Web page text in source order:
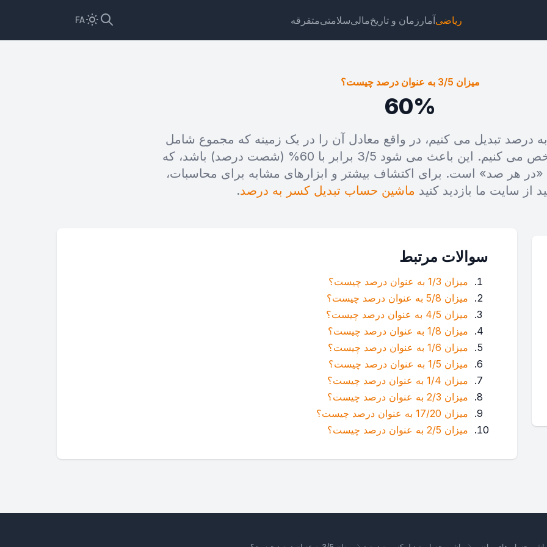
ریاضیآمار زمان و تاریخمالیسلامتیمتفرقه FA
3/5 به عنوان درصد چیست؟ ویجت
میزان 3/5 به عنوان درصد چیست؟
60%
ما کسر 3/5 را به درصد تبدیل می کنیم، در واقع معادل آن را در یک زمینه که مجموع شامل
صد قسمت است مشخص می کنیم. این باعث می شود 3/5 برابر با 60% (شصت درصد) باشد، که
هر صد» است. برای اکتشاف بیشتر و ابزارهای مشابه برای محاسبات،
از سایت ما بازدید کنید ماشین حساب تبدیل کسر به درصد.
سوالات مرتبط
میزان 1/3 به عنوان درصد چیست؟
میزان 5/8 به عنوان درصد چیست؟
میزان 4/5 به عنوان درصد چیست؟
میزان 1/8 به عنوان درصد چیست؟
میزان 1/6 به عنوان درصد چیست؟
میزان 1/5 به عنوان درصد چیست؟
میزان 1/4 به عنوان درصد چیست؟
میزان 2/3 به عنوان درصد چیست؟
میزان 17/20 به عنوان درصد چیست؟
میزان 2/5 به عنوان درصد چیست؟